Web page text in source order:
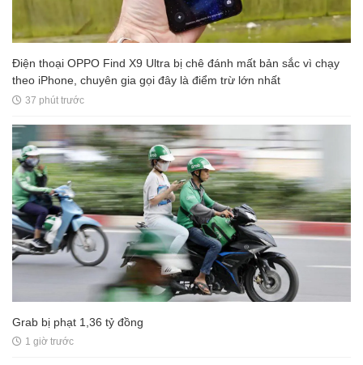
Điện thoại OPPO Find X9 Ultra bị chê đánh mất bản sắc vì chạy
theo iPhone, chuyên gia gọi đây là điểm trừ lớn nhất
37 phút trước
Grab bị phạt 1,36 tỷ đồng
1 giờ trước